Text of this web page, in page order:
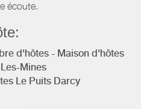
écoute.
d'hôtes - Maison d'hôtes
Mines
Le Puits Darcy